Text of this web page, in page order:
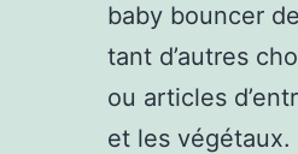
baby bouncer
tant d’autres
ou articles
et les végétaux.